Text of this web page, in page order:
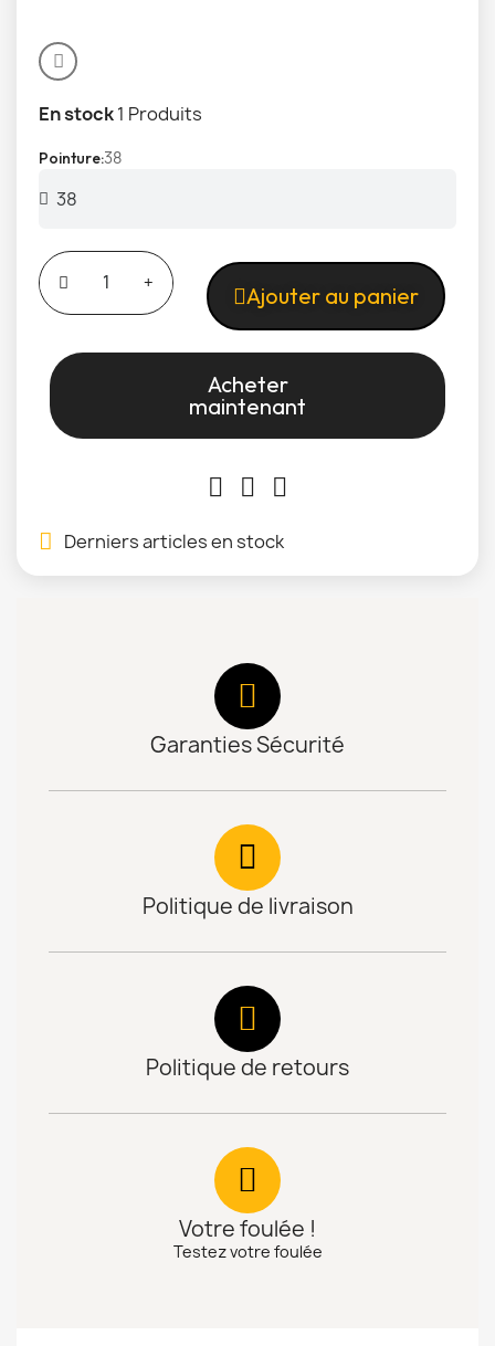
En stock1 Produits
Pointure 38
Ajouter au panier
Acheter
maintenant
Derniers articles en stock
Garanties Sécurité
Politique de livraison
Politique de retours
Votre foulée !
Testez votre foulée